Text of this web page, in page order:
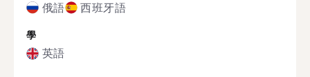
俄語 西班牙語
學
英語